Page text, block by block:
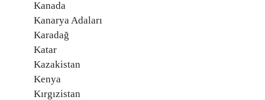
Kanada
Kanarya Adaları
Karadağ
Katar
Kazakistan
Kenya
Kırgızistan